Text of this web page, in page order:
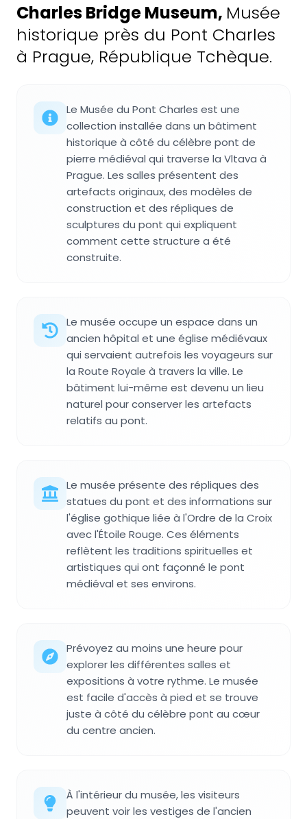
Charles Bridge Museum, Musée
historique près du Pont Charles
à Prague, République Tchèque.
Le Musée du Pont Charles est une
collection installée dans un bâtiment
historique à côté du célèbre pont de
pierre médiéval qui traverse la Vltava à
Prague. Les salles présentent des
artefacts originaux, des modèles de
construction et des répliques de
sculptures du pont qui expliquent
comment cette structure a été
construite.
Le musée occupe un espace dans un
ancien hôpital et une église médiévaux
qui servaient autrefois les voyageurs sur
la Route Royale à travers la ville. Le
bâtiment lui-même est devenu un lieu
naturel pour conserver les artefacts
relatifs au pont.
Le musée présente des répliques des
statues du pont et des informations sur
l'église gothique liée à l'Ordre de la Croix
avec l'Étoile Rouge. Ces éléments
reflètent les traditions spirituelles et
artistiques qui ont façonné le pont
médiéval et ses environs.
Prévoyez au moins une heure pour
explorer les différentes salles et
expositions à votre rythme. Le musée
est facile d'accès à pied et se trouve
juste à côté du célèbre pont au cœur
du centre ancien.
À l'intérieur du musée, les visiteurs
peuvent voir les vestiges de l'ancien